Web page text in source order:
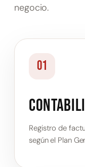
negocio.
01
Registro de
según el Plan